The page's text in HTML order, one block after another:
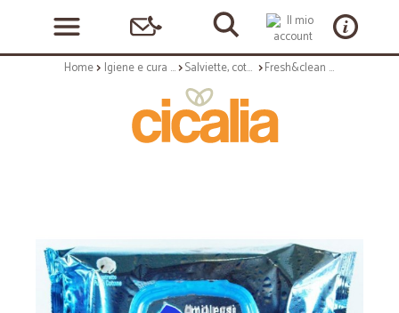
Home Igiene e cura personale Salviette, cotone e assorbenti Fresh&clean milleusi morb. x72